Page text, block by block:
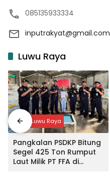
085135933334
inputrakyat@gmail.com
Luwu Raya
Input Luwu Raya
Pangkalan PSDKP Bitung
Segel 425 Ton Rumput
Laut Milik PT FFA di